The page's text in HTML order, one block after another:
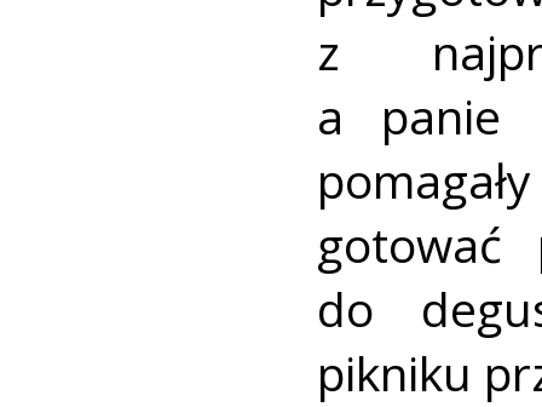
z
a panie
gotować
do
pikniku